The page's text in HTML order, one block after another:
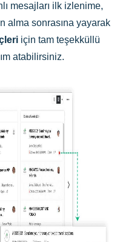
mesajları ilk izlenime,
alma sonrasına yayarak
için tam teşekküllü
atabilirsiniz.